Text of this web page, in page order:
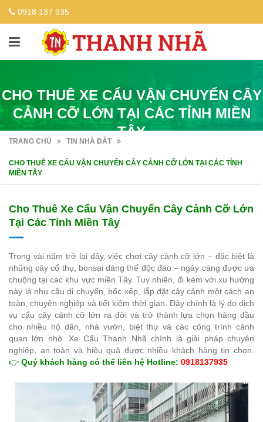
0918 137 935
CHO THUÊ XE CẨU VẬN CHUYỂN CÂY
CẢNH CỠ LỚN TẠI CÁC TỈNH MIỀN
TÂY
TRANG CHỦ TIN NHÀ ĐẤT
CHO THUÊ XE CẨU VẬN CHUYỂN CÂY CẢNH CỠ LỚN TẠI CÁC TỈNH
MIỀN TÂY
Cho Thuê Xe Cẩu Vận Chuyển Cây Cảnh Cỡ Lớn
Tại Các Tỉnh Miền Tây
Trong vài năm trở lại đây, việc chơi cây cảnh cỡ lớn – đặc biệt là
những cây cổ thụ, bonsai dáng thế độc đáo – ngày càng được ưa
chuộng tại các khu vực miền Tây. Tuy nhiên, đi kèm với xu hướng
này là nhu cầu di chuyển, bốc xếp, lắp đặt cây cảnh một cách an
toàn, chuyên nghiệp và tiết kiệm thời gian. Đây chính là lý do dịch
vụ cẩu cây cảnh cỡ lớn ra đời và trở thành lựa chọn hàng đầu
cho nhiều hộ dân, nhà vườn, biệt thự và các công trình cảnh
quan lớn nhỏ. Xe Cẩu Thanh Nhã chính là giải pháp chuyên
nghiệp, an toàn và hiệu quả được nhiều khách hàng tin chọn.
👉 Quý khách hàng có thể liên hệ Hotline: 0918137935